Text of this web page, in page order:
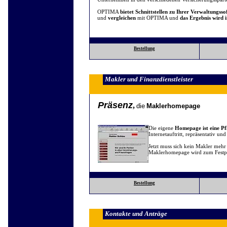
OPTIMA bietet Schnittstellen zu Ihrer
und vergleichenmit OPTIMA und das Ergebnis wird
Bestellung
Makler und Finanzdienstleister
Präsenz, die Maklerhomepage
Die eigene Homepage ist eine
Internetauftritt, repräsentativ und
Jetzt muss sich kein Makler
Maklerhomepage wird zum
Bestellung
Kontakte und Anträge